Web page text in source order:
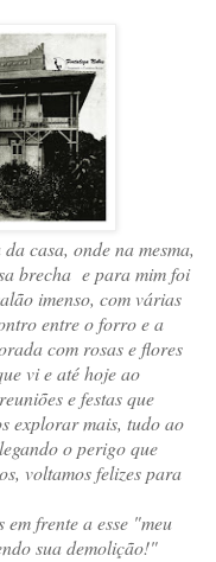
casa, onde na mesma,
brecha e para mim foi
imenso, com várias
entre o forro e a
com rosas e flores
vi e até hoje ao
e festas que
explorar mais, tudo ao
o perigo que
voltamos felizes para
frente a esse "meu
sua demolição!"